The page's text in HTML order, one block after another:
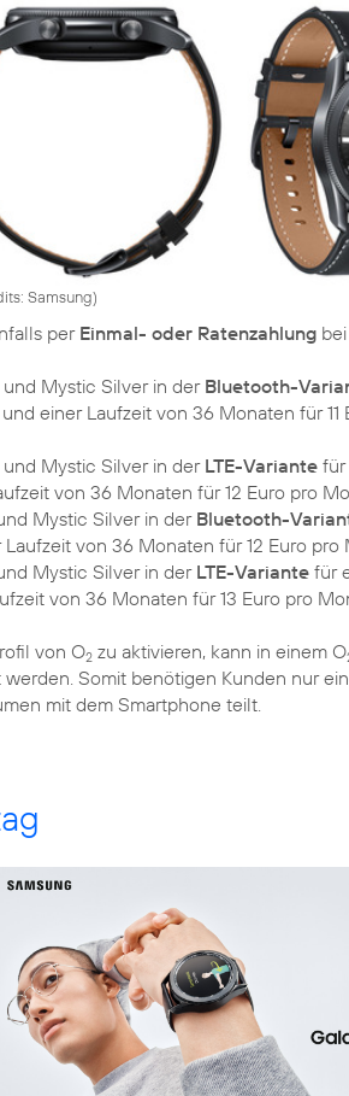
Samsung)
perEinmal- oder Ratenzahlung
Mystic Silver in derBluetooth-
einer Laufzeit von 36 Monaten für 11
Mystic Silver in derLTE-Variante für
von 36 Monaten für 12 Euro pro
Mystic Silver in der Bluetooth-
von 36 Monaten für 12 Euro pro
Mystic Silver in der LTE-Variante für
von 36 Monaten für 13 Euro pro
von O2 zu aktivieren, kann in einem O
werden. Somit benötigen Kunden nur
mit dem Smartphone teilt.